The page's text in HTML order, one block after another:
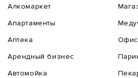
Алкомаркет
Апартаменты
Аптека
Арендный бизнес
Автомойка
Офис